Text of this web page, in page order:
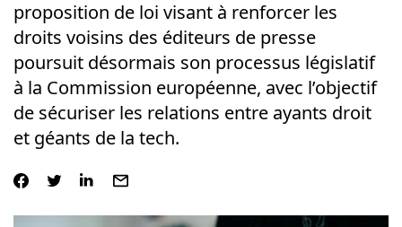
proposition de loi visant à renforcer les
droits voisins des éditeurs de presse
poursuit désormais son processus législatif
à la Commission européenne, avec l’objectif
de sécuriser les relations entre ayants droit
et géants de la tech.